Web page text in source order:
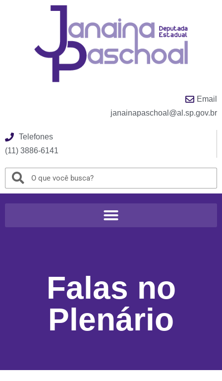
Email
janainapaschoal@al.sp.gov.br
Telefones
(11) 3886-6141
Falas no
Plenário